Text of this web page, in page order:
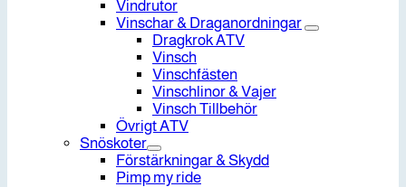
Vindrutor
Vinschar & Draganordningar
Dragkrok ATV
Vinsch
Vinschfästen
Vinschlinor & Vajer
Vinsch Tillbehör
Övrigt ATV
Snöskoter
Förstärkningar & Skydd
Pimp my ride